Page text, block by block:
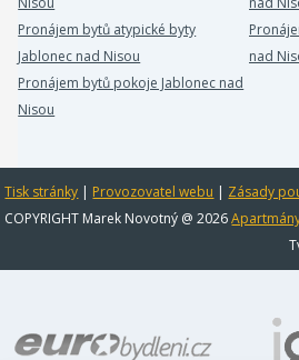
Pronájem bytů atypické byty
Jablonec nad Nisou
nad
Pronájem bytů pokoje Jablonec nad
Nisou
Tisk stránky | Provozovatel webu | Zásady
COPYRIGHT Marek Novotný @ 2026